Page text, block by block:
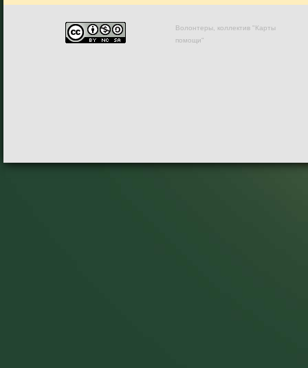
Волонтеры, коллектив "Карты
помощи"